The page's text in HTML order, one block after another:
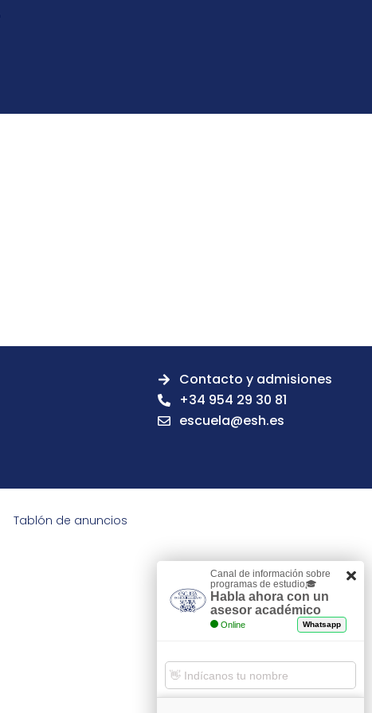
Contacto y admisiones
+34 954 29 30 81
escuela@esh.es
Tablón de anuncios
Canal de información sobre
programas de estudio🎓
Habla ahora con un
asesor académico
Online Whatsapp